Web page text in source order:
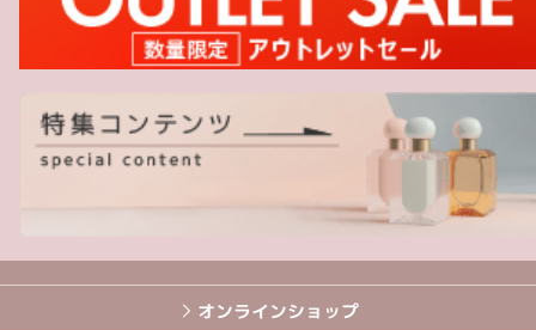
オンラインショップ